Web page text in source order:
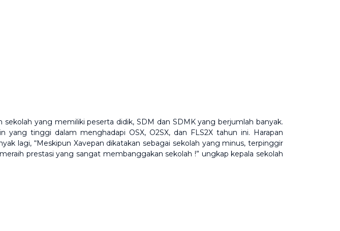
yang memiliki peserta didik, SDM dan SDMK yang berjumlah banyak.
tinggi dalam menghadapi OSX, O2SX, dan FLS2X tahun ini. Harapan
lagi, “Meskipun Xavepan dikatakan sebagai sekolah yang minus, terpinggir
prestasi yang sangat membanggakan sekolah !” ungkap kepala sekolah